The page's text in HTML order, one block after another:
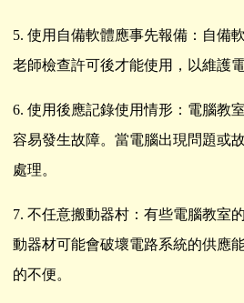
5. 使用自備軟體應事先報備：自備
老師檢查許可後才能使用，以維護電
6. 使用後應記錄使用情形：電腦教
容易發生故障。當電腦出現問題或
處理。
7. 不任意搬動器村：有些電腦教室
動器材可能會破壞電路系統的供應
的不便。